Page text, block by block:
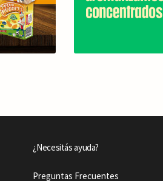
¿Necesitás ayuda?
Preguntas Frecuentes